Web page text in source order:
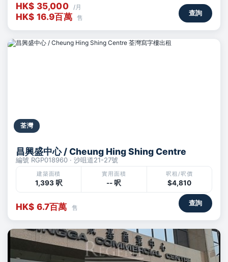
HK$ 35,000 /月
HK$ 16.9百萬 售
查詢
荃灣
昌興盛中心 / Cheung Hing Shing Centre
編號 RGP018960 · 沙咀道21-27號
建築面積
1,393 呎
實用面積
-- 呎
呎租/呎價
$4,810
HK$ 6.7百萬 售
查詢